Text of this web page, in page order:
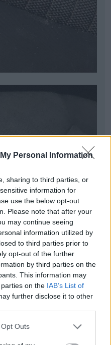
Personal Information
sharing to third parties, or
information for
use the below opt-out
Please note that after your
may continue seeing
information utilized by
to third parties prior to
opt-out of the further
by third parties on the
This information may
on the IAB’s List of
further disclose it to other
Outs